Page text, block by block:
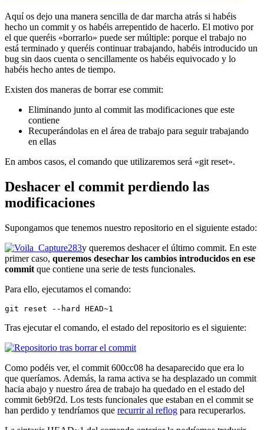
Aquí os dejo una manera sencilla de dar marcha atrás si habéis
hecho un commit y os habéis arrepentido de hacerlo. El motivo por
el que queréis «borrarlo» puede ser múltiple: porque el trabajo no
está terminado y queréis continuar trabajando, habéis introducido un
bug sin daos cuenta o sencillamente os habéis equivocado y lo
habéis hecho antes de tiempo.
Existen dos maneras de borrar ese commit:
Eliminando junto al commit las modificaciones que este
contiene
Recuperándolas en el área de trabajo para seguir trabajando
en ellas
En ambos casos, el comando que utilizaremos será «git reset».
Deshacer el commit perdiendo las
modificaciones
Supongamos que tenemos nuestro repositorio en el siguiente estado:
y queremos deshacer el último commit. En este
primer caso, queremos desechar los cambios introducidos en ese
commit que contiene una serie de tests funcionales.
Para ello, ejecutamos el comando:
git reset --hard HEAD~1
Tras ejecutar el comando, el estado del repositorio es el siguiente:
Como podéis ver, el commit 600cc08 ha desaparecido que era lo
que queríamos. Además, la rama activa se ha desplazado un commit
hacia abajo y nuestro área de trabajo ha quedado en el estado del
commit 6eb9f2d. Los tests funcionales que estaban en el commit se
han perdido y tendríamos que recurrir al reflog para recuperarlos.